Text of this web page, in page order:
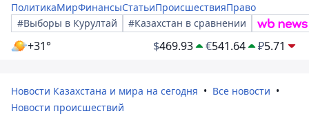
ПолитикаМирФинансыСтатьиПроисшествияПраво
#Выборы в Курултай
#Казахстан в сравнении
+31° $469.93 €541.64 ₽5.71
Новости Казахстана и мира на сегодня
Все новости
Новости происшествий